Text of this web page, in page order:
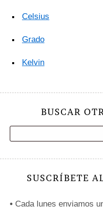
Celsius
Grado
Kelvin
BUSCAR
SUSCRÍBETE
• Cada lunes enviamos